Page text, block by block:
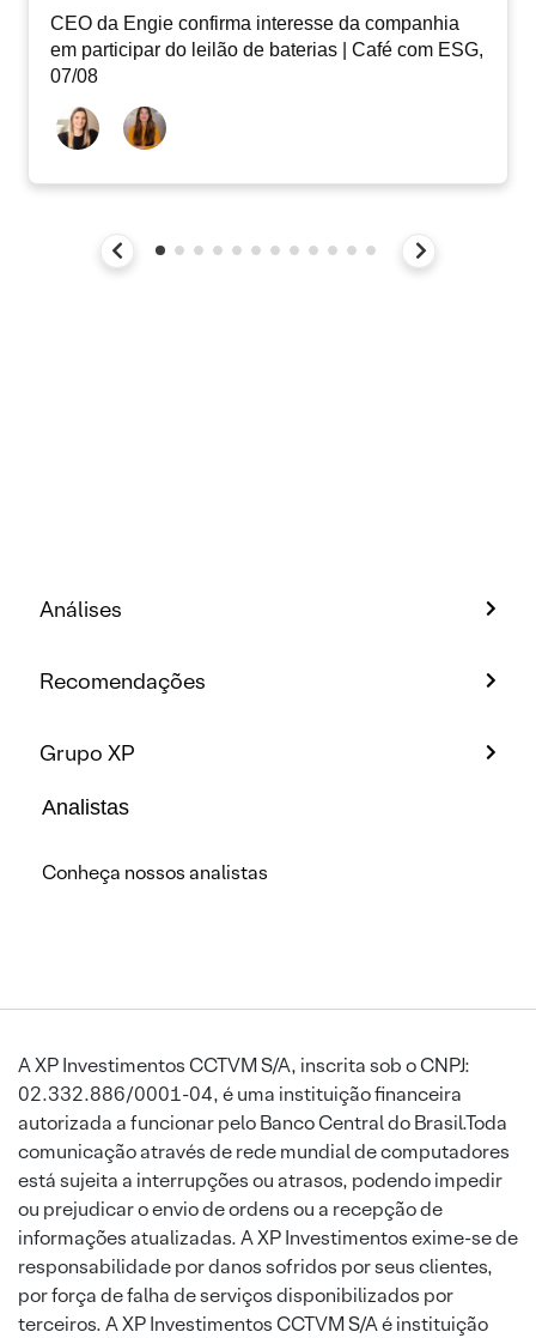
CEO da Engie confirma interesse da companhia
em participar do leilão de baterias | Café com ESG,
07/08
Análises
Recomendações
Grupo XP
Analistas
Conheça nossos analistas
A XP Investimentos CCTVM S/A, inscrita sob o CNPJ:
02.332.886/0001-04, é uma instituição financeira
autorizada a funcionar pelo Banco Central do Brasil.Toda
comunicação através de rede mundial de computadores
está sujeita a interrupções ou atrasos, podendo impedir
ou prejudicar o envio de ordens ou a recepção de
informações atualizadas. A XP Investimentos exime-se de
responsabilidade por danos sofridos por seus clientes,
por força de falha de serviços disponibilizados por
terceiros. A XP Investimentos CCTVM S/A é instituição